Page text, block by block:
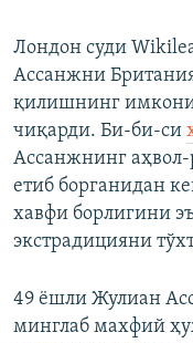
Лондон суди
Ассанжни
қилишнинг имкони
чиқарди. Би-би-си
Ассанжнинг
етиб борганидан
хавфи борлигини
экстрадицияни
49 ёшли Жулиан
минглаб махфий